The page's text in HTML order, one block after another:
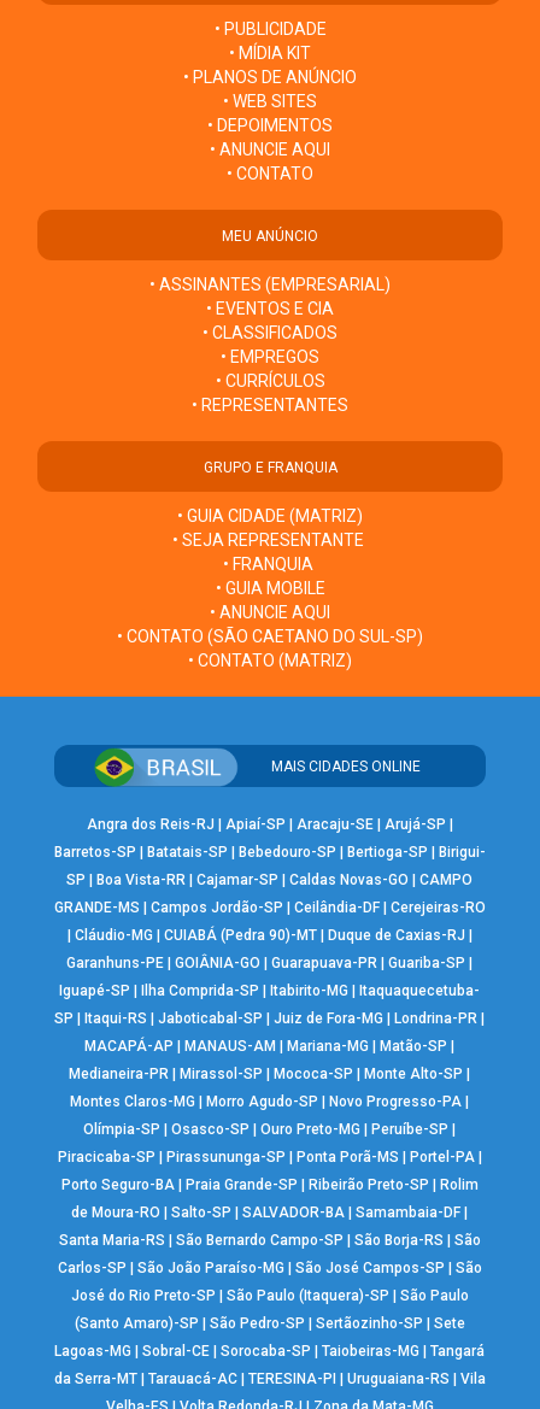
• PUBLICIDADE
• MÍDIA KIT
• PLANOS DE ANÚNCIO
• WEB SITES
• DEPOIMENTOS
• ANUNCIE AQUI
• CONTATO
MEU ANÚNCIO
• ASSINANTES (EMPRESARIAL)
• EVENTOS E CIA
• CLASSIFICADOS
• EMPREGOS
• CURRÍCULOS
• REPRESENTANTES
GRUPO E FRANQUIA
• GUIA CIDADE (MATRIZ)
• SEJA REPRESENTANTE
• FRANQUIA
• GUIA MOBILE
• ANUNCIE AQUI
• CONTATO (SÃO CAETANO DO SUL-SP)
• CONTATO (MATRIZ)
MAIS CIDADES ONLINE
Angra dos Reis-RJ Apiaí-SP Aracaju-SE| Arujá-SP
Barretos-SP
Batatais-SP Bebedouro-SP Bertioga-SP
Birigui-
SP
Boa Vista-RR |Cajamar-SP |Caldas Novas-GO |CAMPO
GRANDE-MS
Campos Jordão-SP Ceilândia-DF| Cerejeiras-RO
Cláudio-MG CUIABÁ (Pedra 90)-MT| Duque de Caxias-RJ
Garanhuns-PE |GOIÂNIA-GO |Guarapuava-PR |Guariba-SP
Iguapé-SP
Ilha Comprida-SP Itabirito-MG
Itaquaquecetuba-
SP
Itaqui-RS |Jaboticabal-SP |Juiz de Fora-MG Londrina-PR
MACAPÁ-AP
MANAUS-AM Mariana-MG Matão-SP
Medianeira-PR
Mirassol-SP Mococa-SP Monte Alto-SP
Montes Claros-MG
Morro Agudo-SP Novo Progresso-PA
Olímpia-SP
|Osasco-SP |Ouro Preto-MG Peruíbe-SP
Piracicaba-SP
Pirassununga-SP Ponta Porã-MS Portel-PA|
Porto Seguro-BA| Praia Grande-SP Ribeirão Preto-SP
Rolim
de Moura-RO
|Salto-SP |SALVADOR-BA |Samambaia-DF
Santa Maria-RS
São Bernardo Campo-SP São Borja-RS
São
Carlos-SP
São João Paraíso-MG São José Campos-SP
São
José do Rio Preto-SP
São Paulo (Itaquera)-SP
São Paulo
(Santo Amaro)-SP
São Pedro-SP Sertãozinho-SP
Sete
Lagoas-MG
|Sobral-CE |Sorocaba-SP |Taiobeiras-MG |Tangará
da Serra-MT| Tarauacá-AC| TERESINA-PI Uruguaiana-RS
Vila